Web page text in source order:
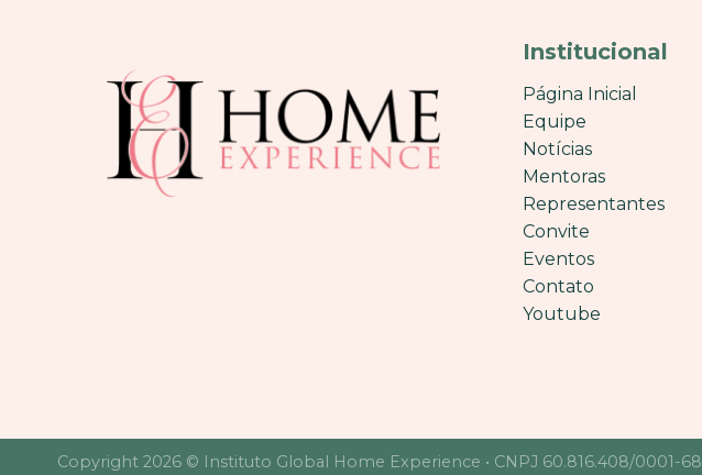
Institucional
Página Inicial
Equipe
Notícias
Mentoras
Representantes
Convite
Eventos
Contato
Youtube
Copyright 2026 © Instituto Global Home Experience • CNPJ 60.816.408/0001-68